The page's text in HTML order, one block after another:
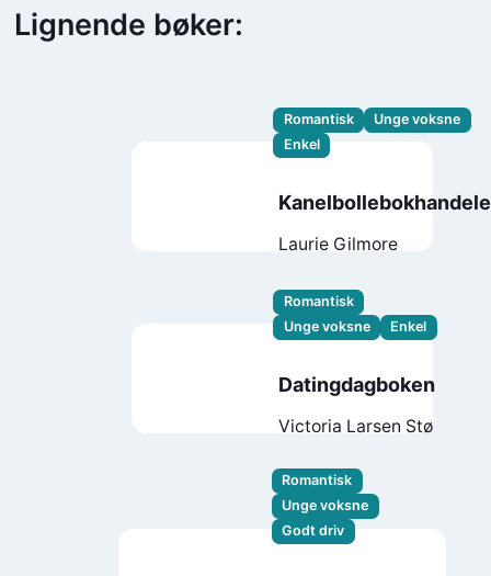
Lignende bøker:
Romantisk
Unge voksne
Enkel
Laurie Gilmore
Romantisk
Unge voksne
Enkel
Datingdagboken
Victoria Larsen Stø
Romantisk
Unge voksne
Godt driv